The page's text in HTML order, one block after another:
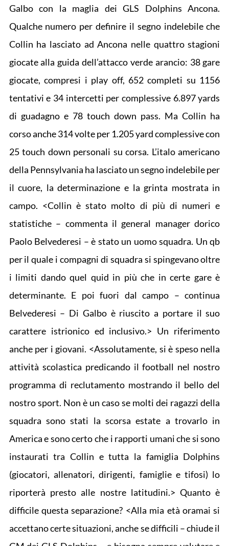
Galbo con la maglia dei GLS Dolphins Ancona.
Qualche numero per definire il segno indelebile che
Collin ha lasciato ad Ancona nelle quattro stagioni
giocate alla guida dell’attacco verde arancio: 38 gare
giocate, compresi i play off, 652 completi su 1156
tentativi e 34 intercetti per complessive 6.897 yards
di guadagno e 78 touch down pass. Ma Collin ha
corso anche 314 volte per 1.205 yard complessive con
25 touch down personali su corsa. L’italo americano
della Pennsylvania ha lasciato un segno indelebile per
il cuore, la determinazione e la grinta mostrata in
campo. <Collin è stato molto di più di numeri e
statistiche – commenta il general manager dorico
Paolo Belvederesi – è stato un uomo squadra. Un qb
per il quale i compagni di squadra si spingevano oltre
i limiti dando quel quid in più che in certe gare è
determinante. E poi fuori dal campo – continua
Belvederesi – Di Galbo è riuscito a portare il suo
carattere istrionico ed inclusivo.> Un riferimento
anche per i giovani. <Assolutamente, si è speso nella
attività scolastica predicando il football nel nostro
programma di reclutamento mostrando il bello del
nostro sport. Non è un caso se molti dei ragazzi della
squadra sono stati la scorsa estate a trovarlo in
America e sono certo che i rapporti umani che si sono
instaurati tra Collin e tutta la famiglia Dolphins
(giocatori, allenatori, dirigenti, famiglie e tifosi) lo
riporterà presto alle nostre latitudini.> Quanto è
difficile questa separazione? <Alla mia età oramai si
accettano certe situazioni, anche se difficili – chiude il